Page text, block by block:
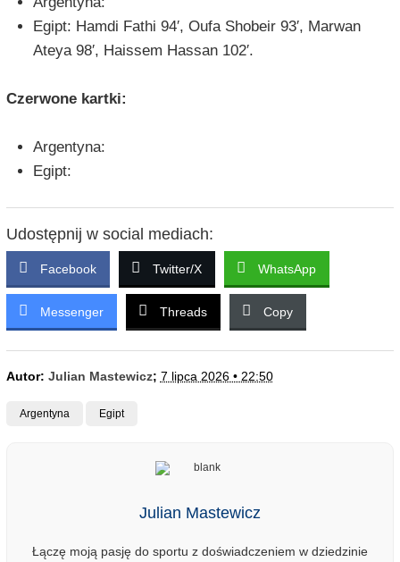
Egipt: Hamdi Fathi 94′, Oufa Shobeir 93′, Marwan
Ateya 98′, Haissem Hassan 102′.
Czerwone kartki:
Argentyna:
Egipt:
Udostępnij w social mediach:
Facebook Twitter/X WhatsApp
Messenger Threads Copy
Autor: Julian Mastewicz; 7 lipca 2026 • 22:50
Argentyna Egipt
Julian Mastewicz
Łączę moją pasję do sportu z doświadczeniem w dziedzinie